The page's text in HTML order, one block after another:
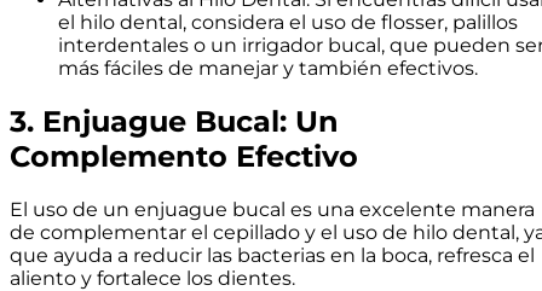
el hilo dental, considera el uso de flosser, palillos
interdentales o un irrigador bucal, que pueden
más fáciles de manejar y también efectivos.
3. Enjuague Bucal: Un
Complemento Efectivo
El uso de un enjuague bucal es una excelente manera
de complementar el cepillado y el uso de hilo dental,
que ayuda a reducir las bacterias en la boca, refresca el
aliento y fortalece los dientes.